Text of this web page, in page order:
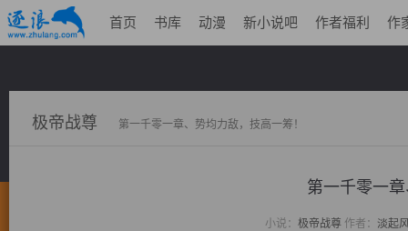
首页 书库 动漫 新小说吧 作者福利 作
极帝战尊 第一千零一章、势均力敌，技高一筹！
第一千零一
小说： 极帝战尊作者： 淡起